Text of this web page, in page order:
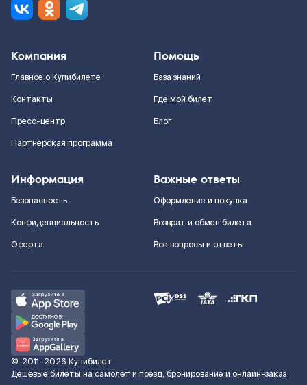
Компания
Главное о Купибилете
Контакты
Пресс-центр
Партнерская программа
Помощь
База знаний
Где мой билет
Блог
Информация
Безопасность
Конфиденциальность
Оферта
Важные ответы
Оформление и покупка
Возврат и обмен билета
Все вопросы и ответы
© 2011–2026 Купибилет
Дешёвые билеты на самолёт и поезд, бронирование и онлайн-заказ